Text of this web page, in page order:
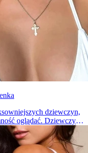
dziewczyn,
oglądać. Dziewczyna
publikuje zdjęcia
strojach.